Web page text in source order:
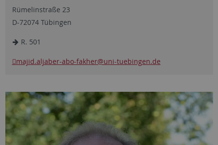
Rümelinstraße 23
D-72074 Tübingen
R. 501
majid.aljaber-abo-fakher@uni-tuebingen.de